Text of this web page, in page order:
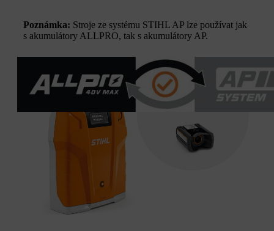
Poznámka: Stroje ze systému STIHL AP lze používat jak
s akumulátory ALLPRO, tak s akumulátory AP.